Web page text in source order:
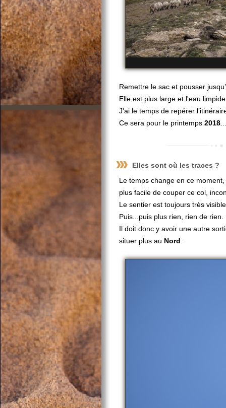
Remettre le sac et pousser
Elle est plus large et l'eau
J'ai le temps de repérer
Ce sera pour le printemps 2018
Elles sont où les traces ?
Le temps change en ce
plus facile de couper ce col,
Le sentier est toujours très
Puis...puis plus rien, rien de rien.
Il doit donc y avoir une autre
situer plus au Nord